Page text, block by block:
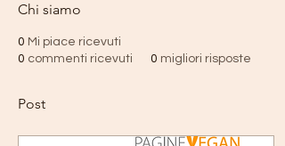
Chi siamo
0 Mi piace ricevuti
0 commenti ricevuti 0 migliori risposte
Post